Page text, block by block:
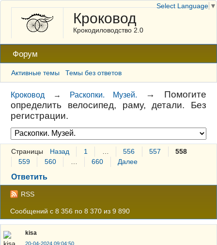
Кроковод
Крокодиловодство 2.0
Форум
Активные темы Темы без ответов
Кроковод → Раскопки. Музей. → Помогите
определить велосипед, раму, детали. Без
регистрации.
Страницы Назад 1 556 557
558
559
560 660 Далее
Ответить
RSS
Сообщений с 8 356 по 8 370 из 9 890
kisa
20-04-2024 09:04:50
Select Language ▼